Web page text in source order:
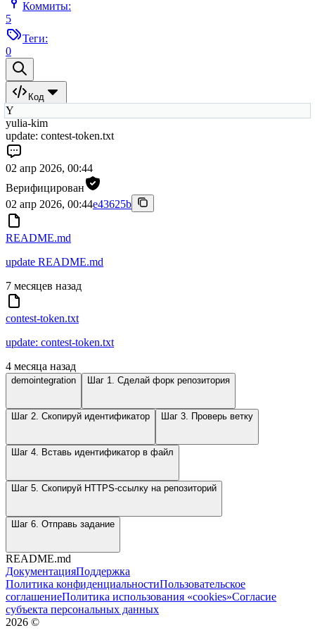
Коммиты:
5
Теги:
0
Код
Y
yulia-kim
update: contest-token.txt
02 апр 2026, 00:44
Верифицирован
02 апр 2026, 00:44e43625b
README.md
update README.md
7 месяцев назад
contest-token.txt
update: contest-token.txt
4 месяца назад
demointegration Шаг 1. Сделай форк репозитория
Шаг 2. Скопируй идентификатор Шаг 3. Проверь ветку
Шаг 4. Вставь идентификатор в файл
Шаг 5. Скопируй HTTPS-ссылку на репозиторий
Шаг 6. Отправь задание
README.md
ДокументацияПоддержка
Политика конфиденциальностиПользовательское
соглашениеПолитика использования «cookies»Согласие
субъекта персональных данных
2026 ©